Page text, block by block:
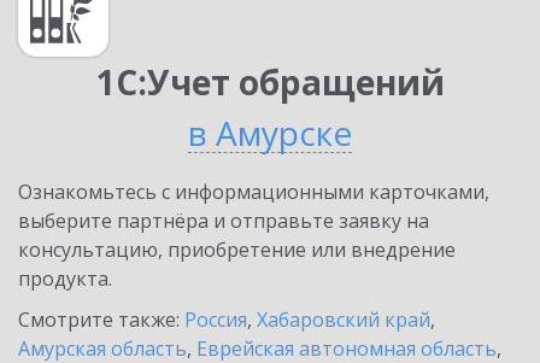
1С:Учет обращений
в Амурске
Ознакомьтесь с информационными карточками,
выберите партнёра и отправьте заявку на
консультацию, приобретение или внедрение
продукта.
Смотрите также: Россия, Хабаровский край,
Амурская область, Еврейская автономная область,